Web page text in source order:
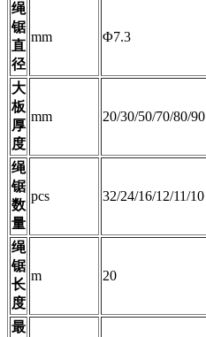
绳
锯
直
径
mm Φ7.3
大
板
厚
度
mm 20/30/50/70/80/90
绳
锯
数
量
pcs 32/24/16/12/11/10
绳
锯
长
度
m 20
最